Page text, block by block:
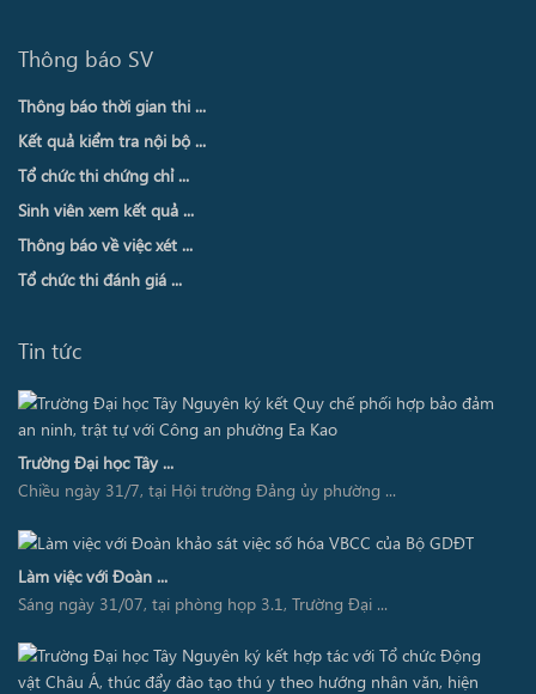
Thông báo SV
Thông báo thời gian thi ...
Kết quả kiểm tra nội bộ ...
Tổ chức thi chứng chỉ ...
Sinh viên xem kết quả ...
Thông báo về việc xét ...
Tổ chức thi đánh giá ...
Tin tức
Trường Đại học Tây ...
Chiều ngày 31/7, tại Hội trường Đảng ủy phường ...
Làm việc với Đoàn ...
Sáng ngày 31/07, tại phòng họp 3.1, Trường Đại ...